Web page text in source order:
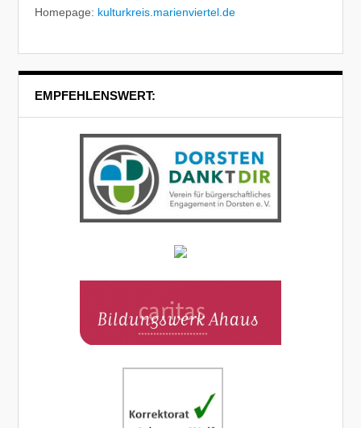
Homepage: kulturkreis.marienviertel.de
EMPFEHLENSWERT: